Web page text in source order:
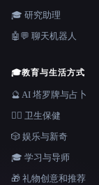
🎓 研究助理
🤖💬 聊天机器人
🎓教育与生活方式
🔮 AI 塔罗牌与占卜
👩‍⚕️ 卫生保健
🎲 娱乐与新奇
🎓 学习与导师
🎁 礼物创意和推荐